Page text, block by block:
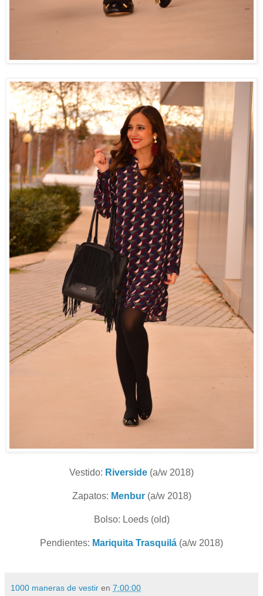
Vestido: Riverside (a/w 2018)
Zapatos: Menbur(a/w 2018)
Bolso: Loeds (old)
Pendientes: Mariquita Trasquilá (a/w 2018)
1000 maneras de vestir en 7:00:00